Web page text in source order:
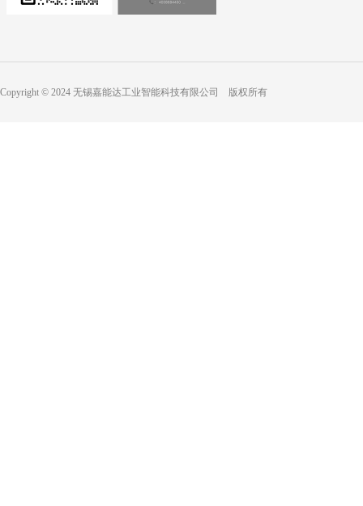
Copyright © 2024 无锡嘉能达工业智能科技有限公司 版权所有